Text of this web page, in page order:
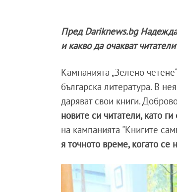
Пред Dariknews.bg Надежда
и какво да очакват
Кампанията „Зелено
българска литература. В
даряват свои книги.
новите си читатели, като
на кампанията "Книгите
я точното време, когато